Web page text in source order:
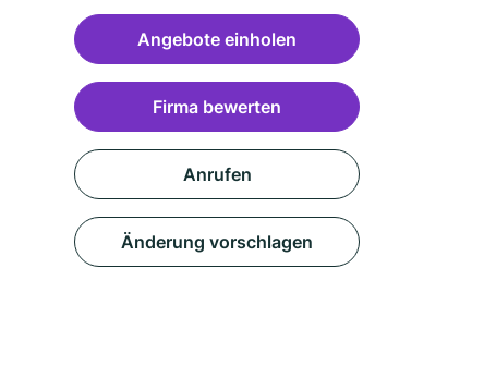
Angebote einholen
Firma bewerten
Anrufen
Änderung vorschlagen